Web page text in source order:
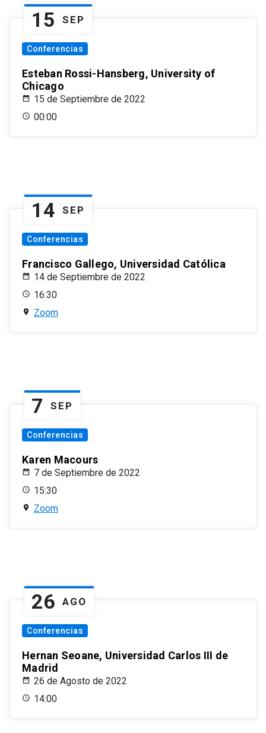
15 SEP
Conferencias
Esteban Rossi-Hansberg, University of
Chicago
15 de Septiembre de 2022
00:00
14 SEP
Conferencias
Francisco Gallego, Universidad Católica
14 de Septiembre de 2022
16:30
Zoom
7 SEP
Conferencias
Karen Macours
7 de Septiembre de 2022
15:30
Zoom
26 AGO
Conferencias
Hernan Seoane, Universidad Carlos III de
Madrid
26 de Agosto de 2022
14:00